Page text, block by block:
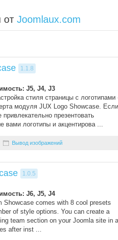
от Joomlaux.com
1.1.8
J5, J4, J3
стиля страницы с логотипами
модуля JUX Logo Showcase. Если
привлекательно презентовать
вами логотипы и акцентирова ...
Вывод изображений
1.0.5
J6, J5, J4
Showcase comes with 8 cool presets
of style options. You can create a
team section on your Joomla site in a
after inst ...